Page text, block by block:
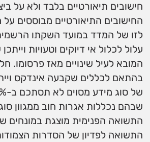
חישובים תיאורטיים בלבד ולא על
החישובים התיאורטיים מבוססים על
לזו של המדד במועד השקתו
עלול לכלול אי דיוקים וטעויות
המובא לעיל שינויים מאז פרסומו.
בהתאם לכללים שקבעה אינדקס
שבהם נכללות אגרות חוב ממגוון
התשואה הפנימית מוצגת במונחים
התשואה לפדיון של הסדרות